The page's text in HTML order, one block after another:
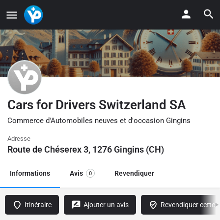
Cars for Drivers Switzerland SA
Commerce d'Automobiles neuves et d'occasion Gingins
Adresse
Route de Chéserex 3, 1276 Gingins (CH)
Informations Avis 0 Revendiquer
Itinéraire Ajouter un avis Revendiquer cette